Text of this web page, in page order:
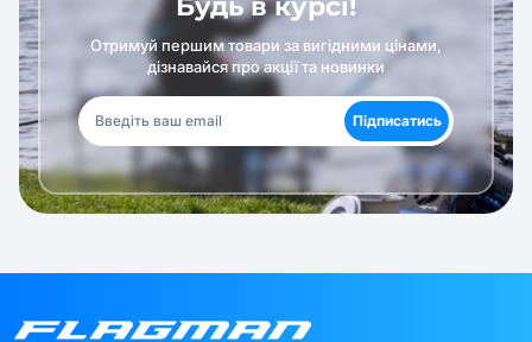
Будь в курсі!
Отримуй першим товари за вигідними цінами,
дізнавайся про акції та новинки
Підписатись